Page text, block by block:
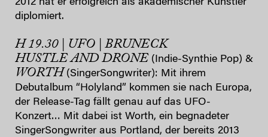
2012 hat er erfolgreich als akademischer Künstler
diplomiert.
H 19.30 | UFO | BRUNECK
HUSTLE AND DRONE (Indie-Synthie Pop) &
WORTH (SingerSongwriter): Mit ihrem
Debutalbum “Holyland” kommen sie nach Europa,
der Release-Tag fällt genau auf das UFO-
Konzert… Mit dabei ist Worth, ein begnadeter
SingerSongwriter aus Portland, der bereits 2013